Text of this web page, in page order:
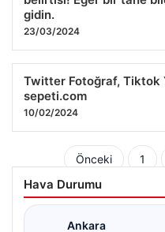
gidin.
23/03/2024
Twitter Fotoğraf, Tiktok
sepeti.com
10/02/2024
Yazı
sayfalaması
Önceki 1
Hava Durumu
Ankara